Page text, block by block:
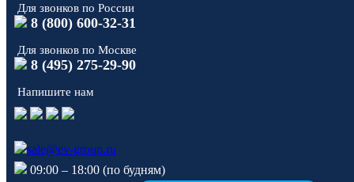
Для звонков по России
8 (800) 600-32-31
Для звонков по Москве
8 (495) 275-29-90
Напишите нам
sale@ev-group.ru
09:00 – 18:00 (по будням)